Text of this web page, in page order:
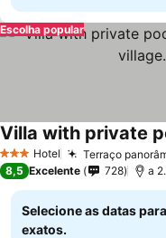
Escolha popular
3 EstrelasHotel Terraço
8,5 Excelente 728 a
Selecione as datas
exatos.